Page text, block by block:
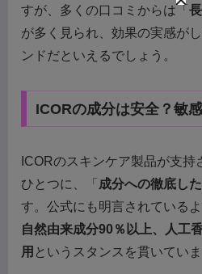
すが、多くの口コミからは「
が多く見られ、効果の実感が
ンドだといえるでしょう。
ICORの成分は安全？敏
ICORのスキンケア製品が支
ひとつに、「 成分への徹底し
す。公式にも明言されている
自然由来成分90％以上、人工
用 というスタンスを貫いていま